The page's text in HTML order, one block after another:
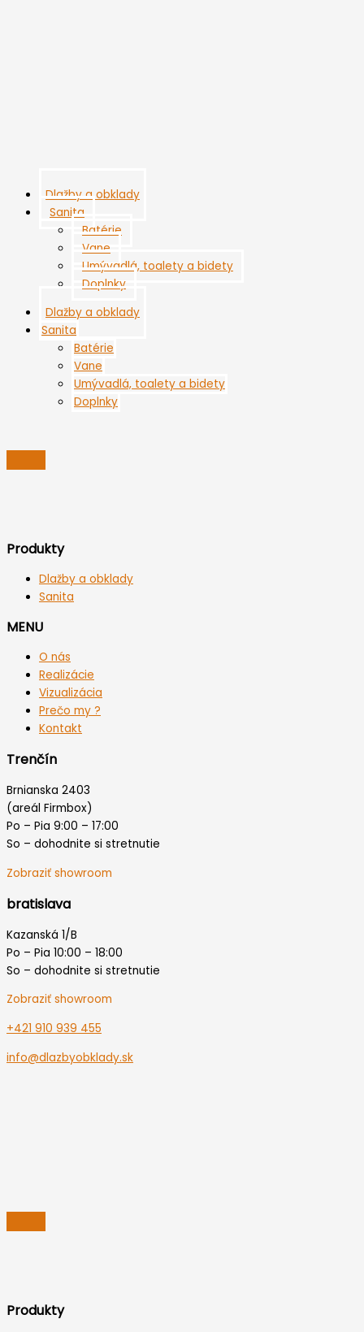
Dlažby a obklady
Sanita
Batérie
Vane
Umývadlá, toalety a bidety
Doplnky
Dlažby a obklady
Sanita
Batérie
Vane
Umývadlá, toalety a bidety
Doplnky
Produkty
Dlažby a obklady
Sanita
MENU
O nás
Realizácie
Vizualizácia
Prečo my ?
Kontakt
Trenčín
Brnianska 2403
(areál Firmbox)
Po – Pia 9:00 – 17:00
So – dohodnite si stretnutie
Zobraziť showroom
bratislava
Kazanská 1/B
Po – Pia 10:00 – 18:00
So – dohodnite si stretnutie
Zobraziť showroom
+421 910 939 455
info@dlazbyobklady.sk
Produkty